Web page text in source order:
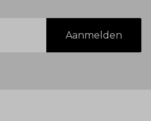
Aanmelden